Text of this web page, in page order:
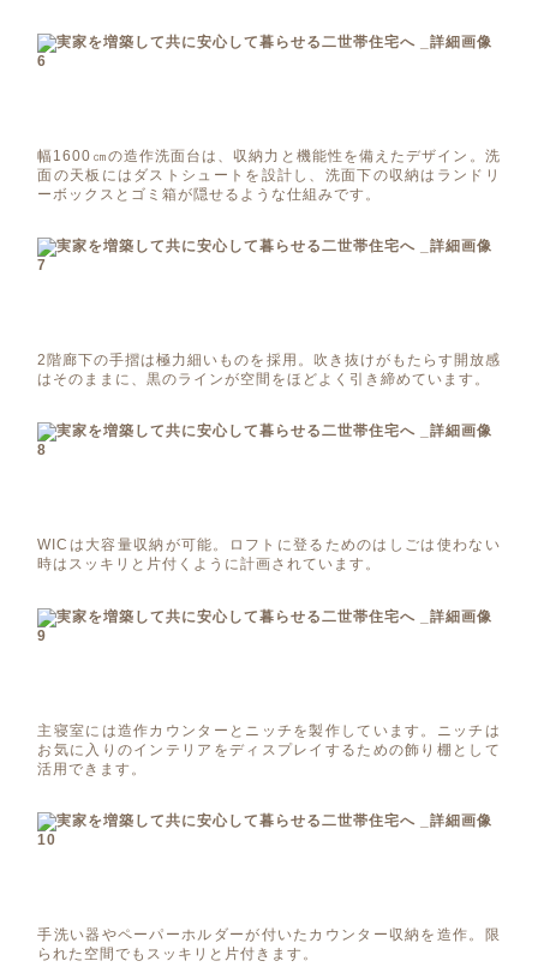
幅1600㎝の造作洗面台は、収納力と機能性を備えたデザイン。洗
面の天板にはダストシュートを設計し、洗面下の収納はランドリ
ーボックスとゴミ箱が隠せるような仕組みです。
2階廊下の手摺は極力細いものを採用。吹き抜けがもたらす開放感
はそのままに、黒のラインが空間をほどよく引き締めています。
WICは大容量収納が可能。ロフトに登るためのはしごは使わない
時はスッキリと片付くように計画されています。
主寝室には造作カウンターとニッチを製作しています。ニッチは
お気に入りのインテリアをディスプレイするための飾り棚として
活用できます。
手洗い器やペーパーホルダーが付いたカウンター収納を造作。限
られた空間でもスッキリと片付きます。